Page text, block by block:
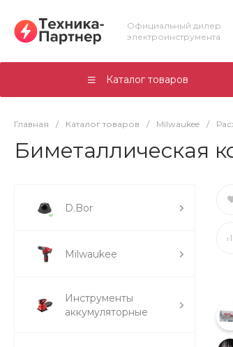
Официальный дилер
электроинструмента
Каталог товаров
Главная / Каталог товаров / Milwaukee /
Биметаллическая
D.Bor
Milwaukee
Инструменты
аккумуляторные